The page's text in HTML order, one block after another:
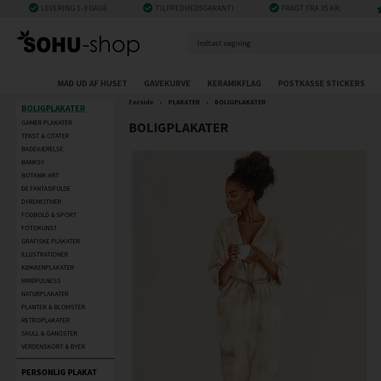
LEVERING 1-3 DAGE TILFREDHEDSGARANTI FRAGT FRA 35 KR.
MAD UD AF HUSET GAVEKURVE KERAMIKFLAG POSTKASSE STICKERS
BOLIGPLAKATER
GAMER PLAKATER
TEKST & CITATER
BADEVÆRELSE
BANKSY
BOTANIK ART
DE FANTASIFULDE
DYREMOTIVER
FODBOLD & SPORT
FOTOKUNST
GRAFISKE PLAKATER
ILLUSTRATIONER
KØKKENPLAKATER
MINDFULNESS
NATURPLAKATER
PLANTER & BLOMSTER
RETROPLAKATER
SKULL & GANGSTER
VERDENSKORT & BYER
PERSONLIG PLAKAT
Forside › PLAKATER › BOLIGPLAKATER
BOLIGPLAKATER